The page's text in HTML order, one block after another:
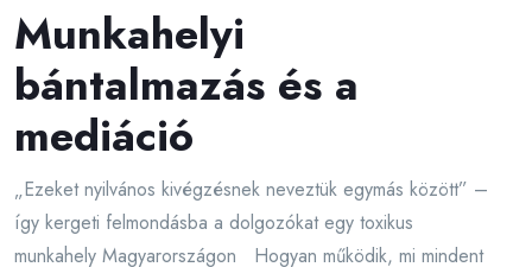
Munkahelyi
bántalmazás és a
mediáció
„Ezeket nyilvános kivégzésnek neveztük egymás között” –
így kergeti felmondásba a dolgozókat egy toxikus
munkahely Magyarországon Hogyan működik, mi mindent